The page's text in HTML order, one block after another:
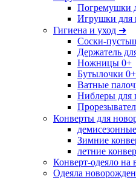
Погремушки
Игрушки для
Гигиена и уход ➜
Соски-
Держатель
Ножницы 0+
Бутылочки 0+
Ватные
Ниблеры для
Конверты для
Зимние
летние
Конверт-одеяло на
Одеяла